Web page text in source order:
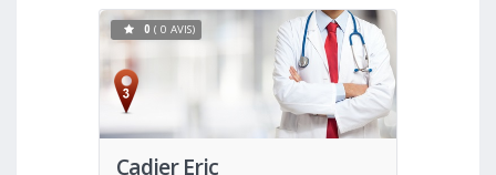
Cadier Eric
Voir
0 ( 0 AVIS)